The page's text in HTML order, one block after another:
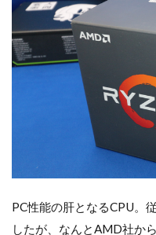
PC性能の肝となるCPU。
したが、なんとAMD社か